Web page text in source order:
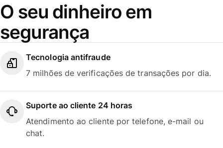
O seu dinheiro em
segurança
Tecnologia antifraude
7 milhões de verificações de transações por dia.
Suporte ao cliente 24 horas
Atendimento ao cliente por telefone, e-mail ou
chat.